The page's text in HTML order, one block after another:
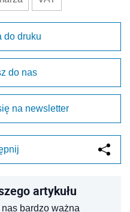
do druku
do nas
na newsletter
artykułu
bardzo ważna